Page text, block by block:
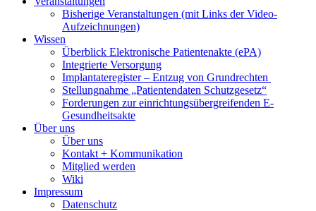
Bisherige Veranstaltungen (mit Links der Video-
Aufzeichnungen)
Wissen
Überblick Elektronische Patientenakte (ePA)
Integrierte Versorgung
Implantateregister – Entzug von Grundrechten
Stellungnahme „Patientendaten Schutzgesetz“
Forderungen zur einrichtungsübergreifenden E-
Gesundheitsakte
Über uns
Über uns
Kontakt + Kommunikation
Mitglied werden
Wiki
Impressum
Datenschutz